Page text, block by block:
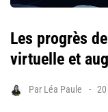
Les progrès
virtuelle et
Par Léa Paule